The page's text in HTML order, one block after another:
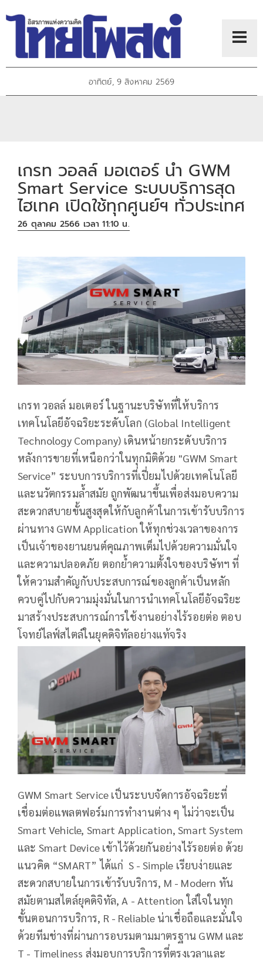
อาทิตย์, 9 สิงหาคม 2569
เกรท วอลล์ มอเตอร์ นำ GWM
Smart Service ระบบบริการสุด
ไฮเทค เปิดใช้ทุกศูนย์ฯ ทั่วประเทศ
26 ตุลาคม 2566 เวลา 11:10 น.
เกรท วอลล์ มอเตอร์ ในฐานะบริษัทที่ให้บริการ
เทคโนโลยีอัจฉริยะระดับโลก (Global Intelligent
Technology Company) เดินหน้ายกระดับบริการ
หลังการขายที่เหนือกว่าในทุกมิติด้วย "GWM Smart
Service” ระบบการบริการที่เปี่ยมไปด้วยเทคโนโลยี
และนวัตกรรมล้ำสมัย ถูกพัฒนาขึ้นเพื่อส่งมอบความ
สะดวกสบายขั้นสูงสุดให้กับลูกค้าในการเข้ารับบริการ
ผ่านทาง GWM Application ให้ทุกช่วงเวลาของการ
เป็นเจ้าของยานยนต์คุณภาพเต็มไปด้วยความมั่นใจ
และความปลอดภัย ตอกย้ำความตั้งใจของบริษัทฯ ที่
ให้ความสำคัญกับประสบการณ์ของลูกค้าเป็นหลัก
ควบคู่ไปกับความมุ่งมั่นในการนำเทคโนโลยีอัจฉริยะ
มาสร้างประสบการณ์การใช้งานอย่างไร้รอยต่อ ตอบ
โจทย์ไลฟ์สไตล์ในยุคดิจิทัลอย่างแท้จริง
GWM Smart Service เป็นระบบจัดการอัจฉริยะที่
เชื่อมต่อแพลตฟอร์มการทำงานต่าง ๆ ไม่ว่าจะเป็น
Smart Vehicle, Smart Application, Smart System
และ Smart Device เข้าไว้ด้วยกันอย่างไร้รอยต่อ ด้วย
แนวคิด “SMART” ได้แก่ S - Simple เรียบง่ายและ
สะดวกสบายในการเข้ารับบริการ, M - Modern ทัน
สมัยตามสไตล์ยุคดิจิทัล, A - Attention ใส่ใจในทุก
ขั้นตอนการบริการ, R - Reliable น่าเชื่อถือและมั่นใจ
ด้วยทีมช่างที่ผ่านการอบรมตามมาตรฐาน GWM และ
T - Timeliness ส่งมอบการบริการที่ตรงเวลาและ